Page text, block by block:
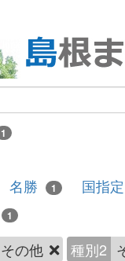
1
名勝 1
国指
1
その他 種別2